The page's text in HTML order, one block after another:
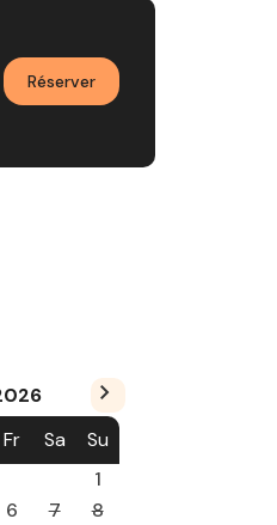
Réserver
Fr Sa
Su
1
6 7
8